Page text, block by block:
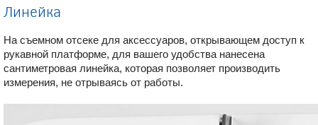
Линейка
На съемном отсеке для аксессуаров, открывающем доступ к
рукавной платформе, для вашего удобства нанесена
сантиметровая линейка, которая позволяет производить
измерения, не отрываясь от работы.